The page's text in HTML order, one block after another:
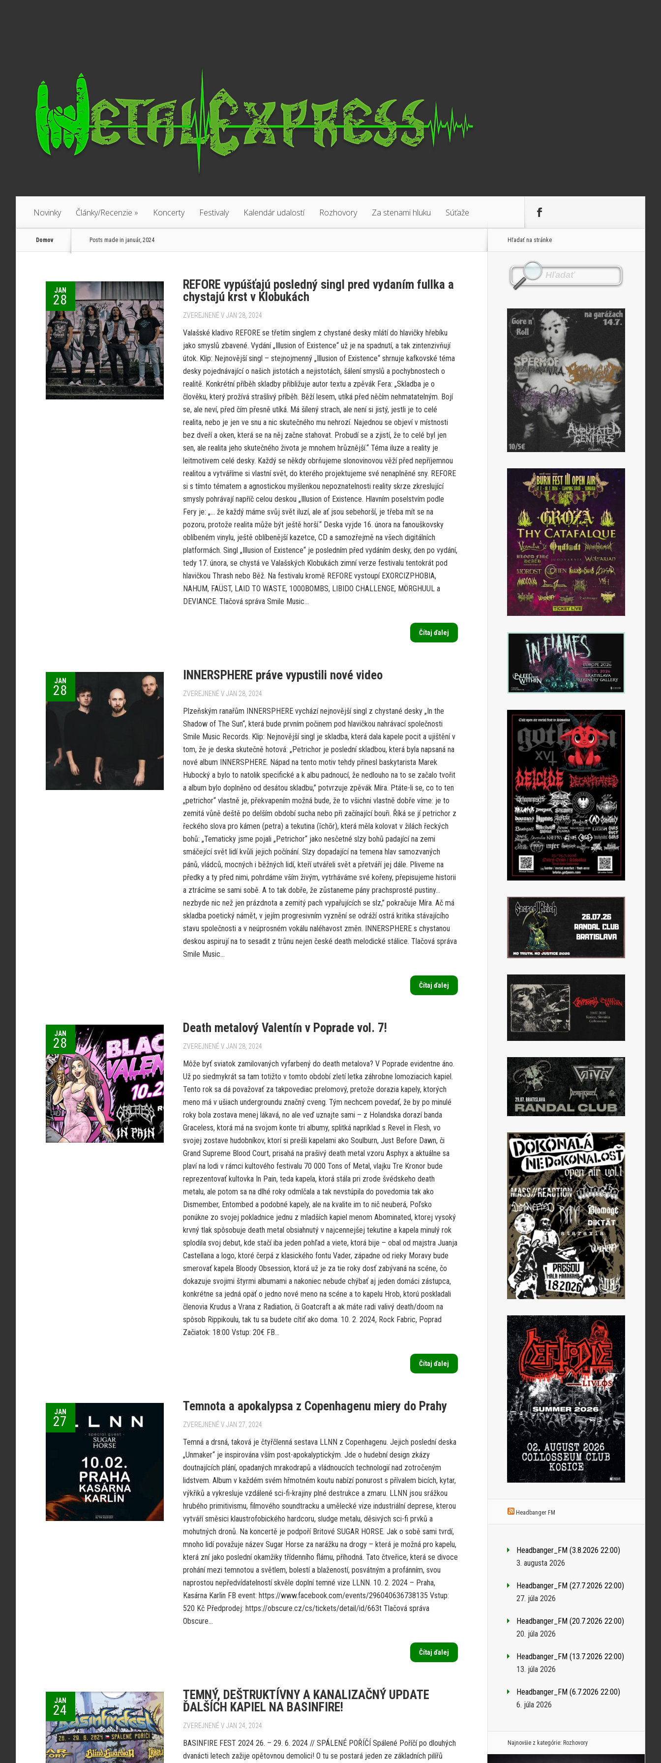
Novinky Články/Recenzie » Koncerty Festivaly Kalendár udalostí Rozhovory Za stenami hluku Súťaže
Domov Posts made in január, 2024
JAN
28
REFORE vypúšťajú posledný singl pred vydaním fullka a
chystajú krst v Klobukách
ZVEREJNENÉ V JAN 28, 2024
Valašské kladivo REFORE se třetím singlem z chystané desky mlátí do hlavičky hřebíku
jako smyslů zbavené. Vydání „Illusion of Existence“ už je na spadnutí, a tak zintenzivňují
útok. Klip: Nejnovější singl – stejnojmenný „Illusion of Existence“ shrnuje kafkovské téma
desky pojednávající o našich jistotách a nejistotách, šálení smyslů a pochybnostech o
realitě. Konkrétní příběh skladby přibližuje autor textu a zpěvák Fera: „Skladba je o
člověku, který prožívá strašlivý příběh. Běží lesem, utíká před něčím nehmatatelným. Bojí
se, ale neví, před čím přesně utíká. Má šílený strach, ale není si jistý, jestli je to celé
realita, nebo je jen ve snu a nic skutečného mu nehrozí. Najednou se objeví v místnosti
bez dveří a oken, která se na něj začne stahovat. Probudí se a zjistí, že to celé byl jen
sen, ale realita jeho skutečného života je mnohem hrůznější.“ Téma iluze a reality je
leitmotivem celé desky. Každý se někdy obrňujeme slonovinovou věží před nepříjemnou
realitou a vytváříme si vlastní svět, do kterého projektujeme své nenaplněné sny. REFORE
si s tímto tématem a agnostickou myšlenkou nepoznatelnosti reality skrze zkreslující
smysly pohrávají napříč celou deskou „Illusion of Existence. Hlavním poselstvím podle
Fery je: „… že každý máme svůj svět iluzí, ale ať jsou sebehorší, je třeba mít se na
pozoru, protože realita může být ještě horší.“ Deska vyjde 16. února na fanouškovsky
oblíbeném vinylu, ještě oblíbenější kazetce, CD a samozřejmě na všech digitálních
platformách. Singl „Illusion of Existence“ je posledním před vydáním desky, den po vydání,
tedy 17. února, se chystá ve Valašských Klobukách zimní verze festivalu tentokrát pod
hlavičkou Thrash nebo Běž. Na festivalu kromě REFORE vystoupí EXORCIZPHOBIA,
NAHUM, FAÜST, LAID TO WASTE, 1000BOMBS, LIBIDO CHALLENGE, MÖRGHUUL a
DEVIANCE. Tlačová správa Smile Music...
Čítaj ďalej
JAN
28
INNERSPHERE práve vypustili nové video
ZVEREJNENÉ V JAN 28, 2024
Plzeňským ranařům INNERSPHERE vychází nejnovější singl z chystané desky „In the
Shadow of The Sun“, která bude prvním počinem pod hlavičkou nahrávací společnosti
Smile Music Records. Klip: Nejnovější singl je skladba, která dala kapele pocit a ujištění v
tom, že je deska skutečně hotová: „Petrichor je poslední skladbou, která byla napsaná na
nové album INNERSPHERE. Nápad na tento motiv tehdy přinesl baskytarista Marek
Hubocký a bylo to natolik specifické a k albu padnoucí, že nedlouho na to se začalo tvořit
a album bylo doplněno od desátou skladbu,” potvrzuje zpěvák Míra. Ptáte-li se, co to ten
„petrichor“ vlastně je, překvapením možná bude, že to všichni vlastně dobře víme: je to
zemitá vůně deště po delším období sucha nebo při začínající bouři. Říká se jí petrichor z
řeckého slova pro kámen (petra) a tekutina (īchōr), která měla kolovat v žilách řeckých
bohů: „Tematicky jsme pojali „Petrichor“ jako nesčetné slzy bohů padající na zemi
smáčející svět lidí kvůli jejich počínání. Slzy dopadající na temena hlav samozvaných
pánů, vládců, mocných i běžných lidí, kteří utvářeli svět a přetváří jej dále. Pliveme na
předky a ty před nimi, pohrdáme vším živým, vytrháváme své kořeny, přepisujeme historii
a ztrácíme se sami sobě. A to tak dobře, že zůstaneme pány prachsprosté pustiny…
nezbyde nic než jen prázdnota a zemitý pach vypařujících se slz,” pokračuje Míra. Ač má
skladba poetický námět, v jejím progresivním vyznění se odráží ostrá kritika stávajícího
stavu společnosti a v neúprosném vokálu naléhavost změn. INNERSPHERE s chystanou
deskou aspirují na to sesadit z trůnu nejen české death melodické stálice. Tlačová správa
Smile Music...
Čítaj ďalej
JAN
28
Death metalový Valentín v Poprade vol. 7!
ZVEREJNENÉ V JAN 28, 2024
Môže byť sviatok zamilovaných vyfarbený do death metalova? V Poprade evidentne áno.
Už po siedmykrát sa tam totižto v tomto období zletí letka záhrobne lomoziacich kapiel.
Tento rok sa dá považovať za takpovediac prelomový, pretože dorazia kapely, ktorých
meno má v ušiach undergroundu značný cveng. Tým nechcem povedať, že by po minulé
roky bola zostava menej lákavá, no ale veď uznajte sami – z Holandska dorazí banda
Graceless, ktorá má na svojom konte tri albumy, splitká napríklad s Revel in Flesh, vo
svojej zostave hudobníkov, ktorí si prešli kapelami ako Soulburn, Just Before Dawn, či
Grand Supreme Blood Court, prisahá na prašivý death metal vzoru Asphyx a aktuálne sa
plaví na lodi v rámci kultového festivalu 70 000 Tons of Metal, vlajku Tre Kronor bude
reprezentovať kultovka In Pain, teda kapela, ktorá stála pri zrode švédskeho death
metalu, ale potom sa na dlhé roky odmlčala a tak nevstúpila do povedomia tak ako
Dismember, Entombed a podobné kapely, ale na kvalite im to nič neuberá, Poľsko
ponúkne zo svojej pokladnice jednu z mladších kapiel menom Abominated, ktorej vysoký
krvný tlak spôsobuje death metal obsiahnutý v najcennejšej tekutine a kapela minulý rok
splodila svoj debut, kde stačí iba jeden pohľad a viete, ktorá bije – obal od majstra Juanja
Castellana a logo, ktoré čerpá z klasického fontu Vader, západne od rieky Moravy bude
smerovať kapela Bloody Obsession, ktorá už je za tie roky dosť zabývaná na scéne, čo
dokazuje svojimi štyrmi albumami a nakoniec nebude chýbať aj jeden domáci zástupca,
konkrétne sa jedná opäť o jedno nové meno na scéne a to kapelu Hrob, ktorú poskladali
členovia Krudus a Vrana z Radiation, či Goatcraft a ak máte radi valivý death/doom na
spôsob Rippikoulu, tak tu sa budete cítiť ako doma. 10. 2. 2024, Rock Fabric, Poprad
Začiatok: 18:00 Vstup: 20€ FB...
Čítaj ďalej
JAN
27
Temnota a apokalypsa z Copenhagenu miery do Prahy
ZVEREJNENÉ V JAN 27, 2024
Temná a drsná, taková je čtyřčlenná sestava LLNN z Copenhagenu. Jejich poslední deska
„Unmaker“ je inspirována vším post-apokalyptickým. Jde o hudební design zkázy
doutnajících plání, opadaných mrakodrapů a vládnoucích technologií nad zotročeným
lidstvem. Album v každém svém hřmotném koutu nabízí ponurost s přívalem bicích, kytar,
výkřiků a vykresluje vzdálené sci-fi-krajiny plné destrukce a zmaru. LLNN jsou srážkou
hrubého primitivismu, filmového soundtracku a umělecké vize industriální deprese, kterou
vytváří směsici klaustrofobického hardcoru, sludge metalu, děsivých sci-fi prvků a
mohutných dronů. Na koncertě je podpoří Britové SUGAR HORSE. Jak o sobě sami tvrdí,
mnoho lidí považuje název Sugar Horse za narážku na drogy – která je možná pro kapelu,
která zní jako poslední okamžiky třídenního flámu, příhodná. Tato čtveřice, která se divoce
prohání mezi temnotou a světlem, bolestí a blažeností, posvátným a profánním, svou
naprostou nepředvídatelností skvěle doplní temné vize LLNN. 10. 2. 2024 – Praha,
Kasárna Karlin FB event: https://www.facebook.com/events/296040636738135 Vstup:
520 Kč Předprodej: https://obscure.cz/cs/tickets/detail/id/663t Tlačová správa
Obscure...
Čítaj ďalej
JAN
24
TEMNÝ, DEŠTRUKTÍVNY A KANALIZAČNÝ UPDATE
ĎALŠÍCH KAPIEL NA BASINFIRE!
ZVEREJNENÉ V JAN 24, 2024
BASINFIRE FEST 2024 26. – 29. 6. 2024 // SPÁLENÉ POŘÍČÍ Spálené Poříčí po dlouhých
dvanácti letech zažije opětovnou demolici! O tu se postará jeden ze základních pilířů
Hľadať na stránke
Headbanger FM
Headbanger_FM (3.8.2026 22:00)
3. augusta 2026
Headbanger_FM (27.7.2026 22:00)
27. júla 2026
Headbanger_FM (20.7.2026 22:00)
20. júla 2026
Headbanger_FM (13.7.2026 22:00)
13. júla 2026
Headbanger_FM (6.7.2026 22:00)
6. júla 2026
Najnovšie z kategórie: Rozhovory